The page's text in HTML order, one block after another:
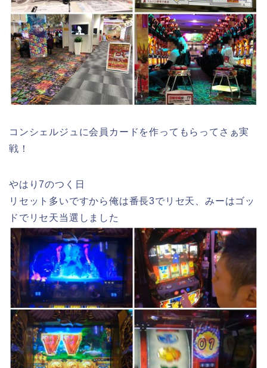
コンシェルジュに会員カードを作ってもらってさぁ実
戦！
やはり7のつく日
リセット多いですから俺は番長3でリセ天、みーはゴッ
ドでリセ天当選しました